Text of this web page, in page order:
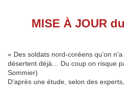
MISE À JOUR
« Des soldats nord-coréens qu’on
désertent déjà… Du coup on risque
Sommier)
D’après une étude, selon des